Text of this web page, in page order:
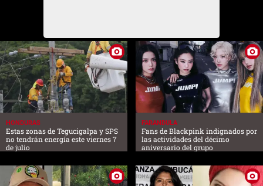
HONDURAS
Estas zonas de Tegucigalpa y SPS
no tendrán energía este viernes 7
de julio
FARANDULA
Fans de Blackpink indignados por
las actividades del décimo
aniversario del grupo